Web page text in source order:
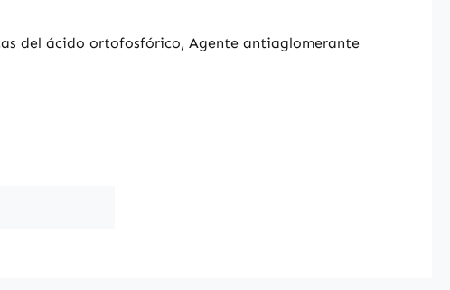
del ácido ortofosfórico, Agente antiaglomerante